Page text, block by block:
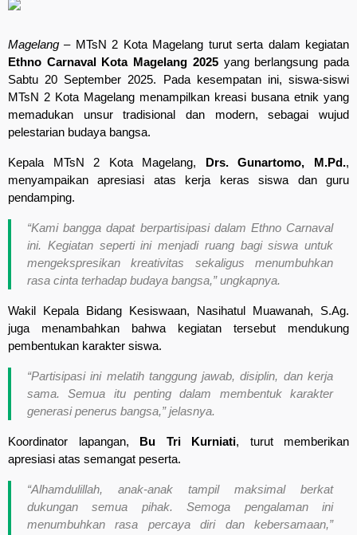
Magelang – MTsN 2 Kota Magelang turut serta dalam kegiatan
Ethno Carnaval Kota Magelang 2025yang berlangsung pada
Sabtu 20 September 2025. Pada kesempatan ini, siswa-siswi
MTsN 2 Kota Magelang menampilkan kreasi busana etnik yang
memadukan unsur tradisional dan modern, sebagai wujud
pelestarian budaya bangsa.
Kepala MTsN 2 Kota Magelang, Drs. Gunartomo, M.Pd.,
menyampaikan apresiasi atas kerja keras siswa dan guru
pendamping.
“Kami bangga dapat berpartisipasi dalam Ethno Carnaval
ini. Kegiatan seperti ini menjadi ruang bagi siswa untuk
mengekspresikan kreativitas sekaligus menumbuhkan
rasa cinta terhadap budaya bangsa,”ungkapnya.
Wakil Kepala Bidang Kesiswaan, Nasihatul Muawanah, S.Ag.
juga menambahkan bahwa kegiatan tersebut mendukung
pembentukan karakter siswa.
“Partisipasi ini melatih tanggung jawab, disiplin, dan kerja
sama. Semua itu penting dalam membentuk karakter
generasi penerus bangsa,”jelasnya.
Koordinator lapangan, Bu Tri Kurniati, turut memberikan
apresiasi atas semangat peserta.
“Alhamdulillah, anak-anak tampil maksimal berkat
dukungan semua pihak. Semoga pengalaman ini
menumbuhkan rasa percaya diri dan kebersamaan,”